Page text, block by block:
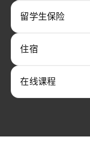
留学生保险
住宿
在线课程